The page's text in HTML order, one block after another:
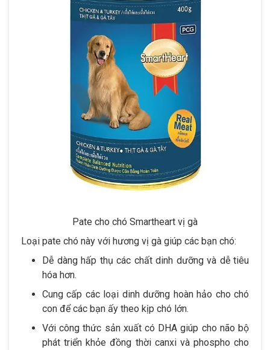
Pate cho chó Smartheart vị gà
Loại pate chó này với hương vị gà giúp các bạn chó:
Dễ dàng hấp thụ các chất dinh dưỡng và dễ tiêu
hóa hơn.
Cung cấp các loại dinh dưỡng hoàn hảo cho chó
con để các bạn ấy theo kịp chó lớn.
Với công thức sản xuất có DHA giúp cho não bộ
phát triển khỏe đồng thời canxi và phospho cho